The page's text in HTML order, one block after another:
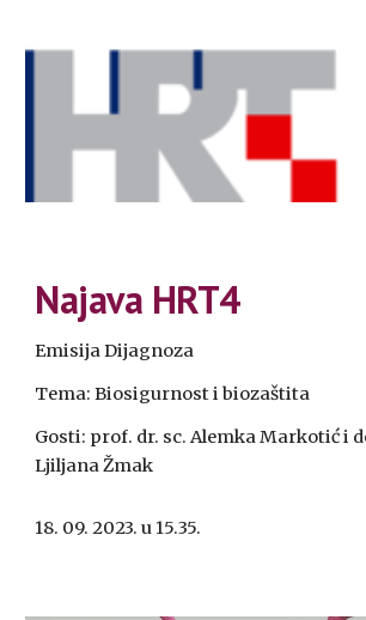
Najava HRT4
Emisija Dijagnoza
Tema: Biosigurnost i biozaštita
Gosti: prof. dr. sc. Alemka Markotić i
Ljiljana Žmak
18. 09. 2023. u 15.35.